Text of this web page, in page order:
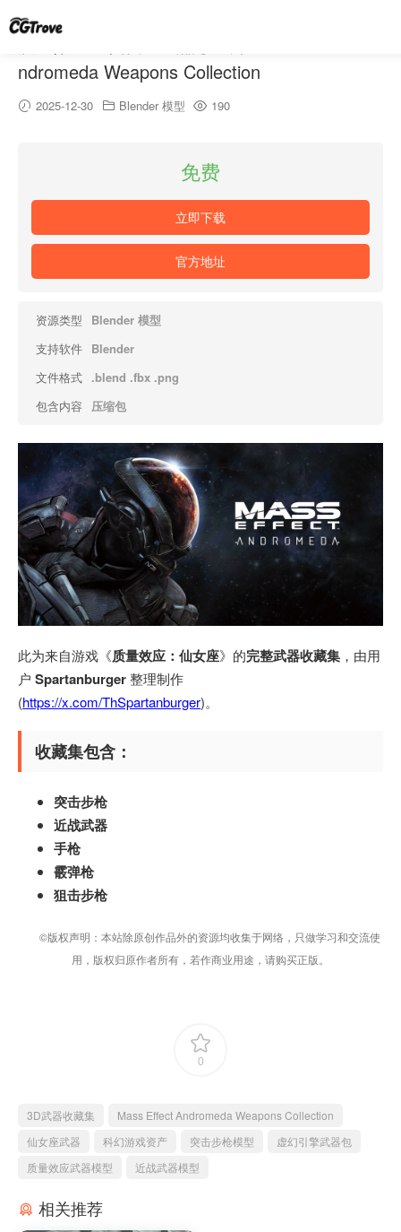
ndromeda Weapons Collection
2025-12-30 Blender 模型 190
免费
立即下载
官方地址
资源类型
Blender 模型
支持软件 Blender
文件格式 .blend .fbx .png
包含内容
压缩包
此为来自游戏《质量效应：仙女座》的完整武器收藏集 ，由用
户 Spartanburger整理制作
(https://x.com/ThSpartanburger)。
收藏集包含：
突击步枪
近战武器
手枪
霰弹枪
狙击步枪
©版权声明：本站除原创作品外的资源均收集于网络，只做学习和交流使
用，版权归原作者所有，若作商业用途，请购买正版。
0
3D武器收藏集
Mass Effect Andromeda Weapons Collection
仙女座武器
科幻游戏资产 突击步枪模型
虚幻引擎武器包
质量效应武器模型
近战武器模型
相关推荐